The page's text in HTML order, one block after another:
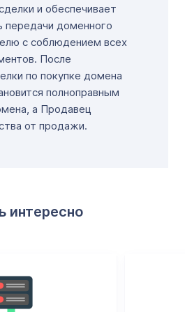
и обеспечивает
передачи доменного
с соблюдением всех
После
по покупке домена
полноправным
а Продавец
от продажи.
интересно